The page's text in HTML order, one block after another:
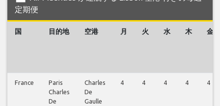
定期便
国 目的地 空港 月 火 水 木 金
France
Paris
Charles
De
Charles
De
Gaulle
4 4 4 4 4